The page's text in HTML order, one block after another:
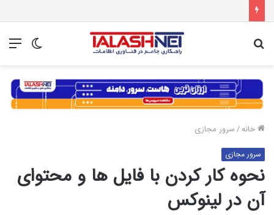
تغییر
خانه/سرور مجازی
سرور مجازی
نحوه کار کردن با فایل ها و محتوای
آن در لینوکس